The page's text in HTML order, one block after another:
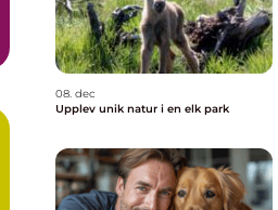
08. dec
Upplev unik natur i en elk park